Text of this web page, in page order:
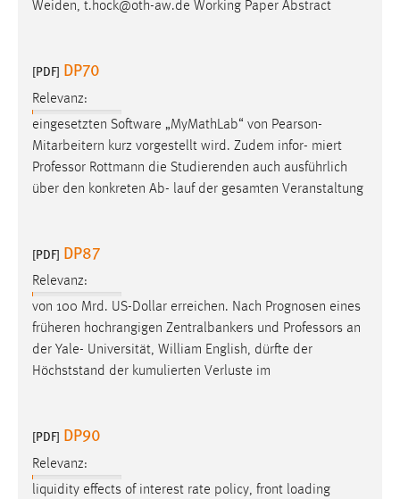
Weiden, t.hock@oth-aw.de Working Paper Abstract
[PDF] DP70
Relevanz:
eingesetzten Software „MyMathLab“ von Pearson-
Mitarbeitern kurz vorgestellt wird. Zudem infor- miert
Professor Rottmann die Studierenden auch ausführlich
über den konkreten Ab- lauf der gesamten Veranstaltung
[PDF] DP87
Relevanz:
von 100 Mrd. US-Dollar erreichen. Nach Prognosen eines
früheren hochrangigen Zentralbankers und Professors an
der Yale- Universität, William English, dürfte der
Höchststand der kumulierten Verluste im
[PDF] DP90
Relevanz:
liquidity effects of interest rate policy, front loading
EXTERNE MEDIEN
Um Inhalte von Videoplattformen und Social Media
Plattformen anzeigen zu können, werden von diesen
externen Medien Cookies gesetzt.
Vimeo